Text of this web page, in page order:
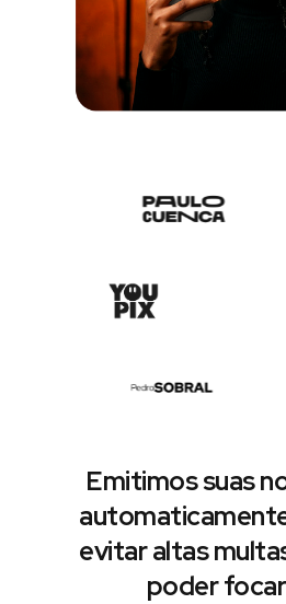
Emitimos suas
evitar altas
poder